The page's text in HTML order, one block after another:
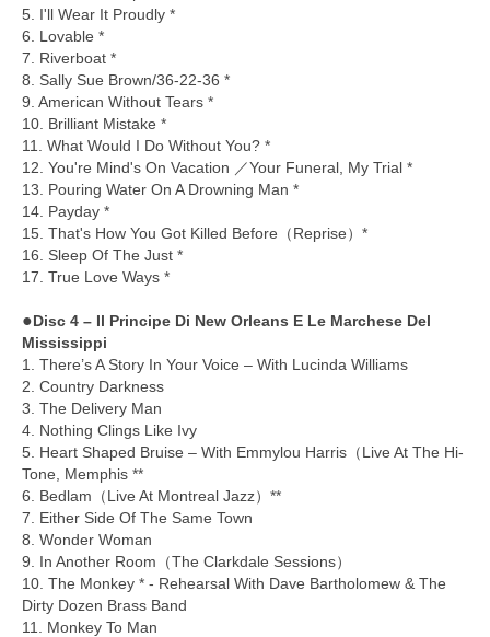
5. I'll Wear It Proudly *
6. Lovable *
7. Riverboat *
8. Sally Sue Brown/36-22-36 *
9. American Without Tears *
10. Brilliant Mistake *
11. What Would I Do Without You? *
12. You're Mind's On Vacation ／Your Funeral, My Trial *
13. Pouring Water On A Drowning Man *
14. Payday *
15. That's How You Got Killed Before（Reprise）*
16. Sleep Of The Just *
17. True Love Ways *
●Disc 4 – Il Principe Di New Orleans E Le Marchese Del
Mississippi
1. There’s A Story In Your Voice – With Lucinda Williams
2. Country Darkness
3. The Delivery Man
4. Nothing Clings Like Ivy
5. Heart Shaped Bruise – With Emmylou Harris（Live At The Hi-
Tone, Memphis **
6. Bedlam（Live At Montreal Jazz）**
7. Either Side Of The Same Town
8. Wonder Woman
9. In Another Room（The Clarkdale Sessions）
10. The Monkey * - Rehearsal With Dave Bartholomew & The
Dirty Dozen Brass Band
11. Monkey To Man